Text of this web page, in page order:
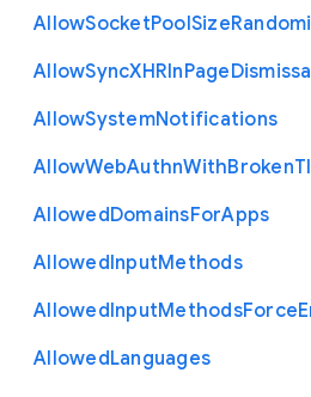
AllowSocketPoolSize
AllowSyncXHRInPage
AllowSystemNotifications
AllowWebAuthnWithBroken
AllowedDomainsForApps
AllowedInputMethods
AllowedInputMethodsForce
AllowedLanguages